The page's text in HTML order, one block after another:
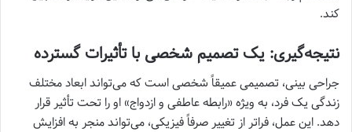
کند.
نتیجه‌گیری: یک تصمیم شخصی با تأثیرات گسترده
جراحی بینی، تصمیمی عمیقاً شخصی است که می‌تواند ابعاد مختلف
زندگی یک فرد، به ویژه «رابطه عاطفی و ازدواج» او را تحت تأثیر قرار
دهد. این عمل، فراتر از تغییر صرفاً فیزیکی، می‌تواند منجر به افزایش